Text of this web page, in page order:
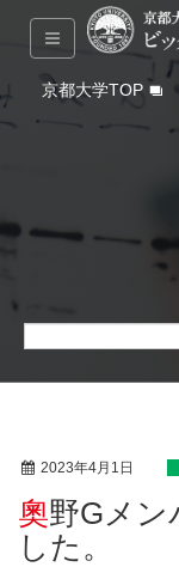
京都大学TOP
2023年4月1日
奧野Gメンバーの執筆が掲載されま
した。